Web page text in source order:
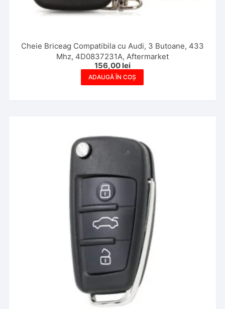
Cheie Briceag Compatibila cu Audi, 3 Butoane, 433
Mhz, 4D0837231A, Aftermarket
156,00 lei
ADAUGĂ ÎN COȘ